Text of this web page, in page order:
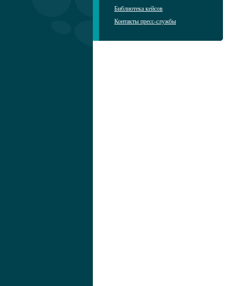
Библиотека кейсов
Контакты пресс-службы